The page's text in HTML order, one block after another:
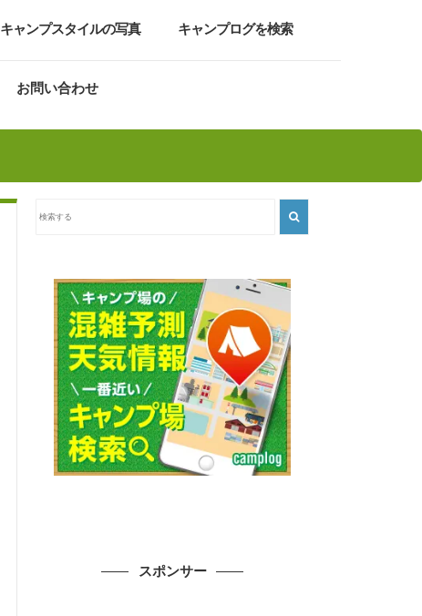
キャンプスタイルの写真 キャンプログを検索
お問い合わせ
スポンサー